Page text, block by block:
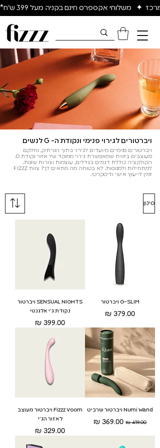
✦   משלוחי אקספרס חינם בקניה מעל 399 ש״ח*
ויברטורים לגירוי פנימי ונקודת ה- G לנשים
ויברטורים פנימיים מיועדים לגירוי בתוך הנרתיק, וחלקם
מעוצבים בזווית שמאפשרת גירוי ממוקד של אזור נקודת G.
הקולקציה כוללת דגמים בגדלים, עוצמות וצורות שונות,
למתחילות ולמנוסות. לא בטוחה מה מתאים לך? צוות FIZZZ
זמין לייעוץ אישי ודיסקרטי.
סינון
G-SLIM ויברטור
מחיר
SENSUAL NIGHTS ויברטור
נקודת ג׳י אלגנטי
מחיר
Numi Wand ויברטור שרביט
מחיר רגילמחיר מבצע
Fizzz Voom ויברטור מעוצב
לאזור הג'י
מחיר